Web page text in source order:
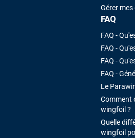
Gérer
FAQ
FAQ -
FAQ -
FAQ -
FAQ -
Le
Comment
wingfoil ?
Quelle
wingfoil